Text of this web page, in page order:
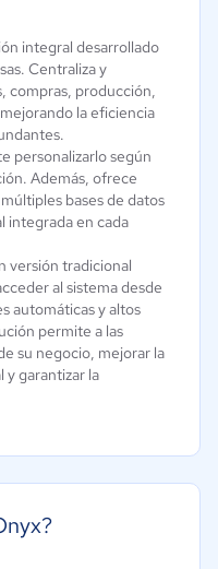
integral desarrollado
Centraliza y
compras, producción,
la eficiencia
personalizarlo según
Además, ofrece
bases de datos
integrada en cada
versión tradicional
al sistema desde
automáticas y altos
permite a las
su negocio, mejorar la
y garantizar la